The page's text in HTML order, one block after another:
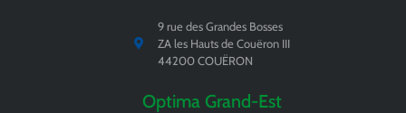
9 rue des Grandes Bosses
ZA les Hauts de Couëron III
44200 COUËRON
Optima Grand-Est